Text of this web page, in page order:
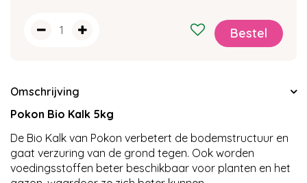
Omschrijving
Pokon Bio Kalk 5kg
De Bio Kalk van Pokon verbetert de bodemstructuur en
gaat verzuring van de grond tegen. Ook worden
voedingsstoffen beter beschikbaar voor planten en het